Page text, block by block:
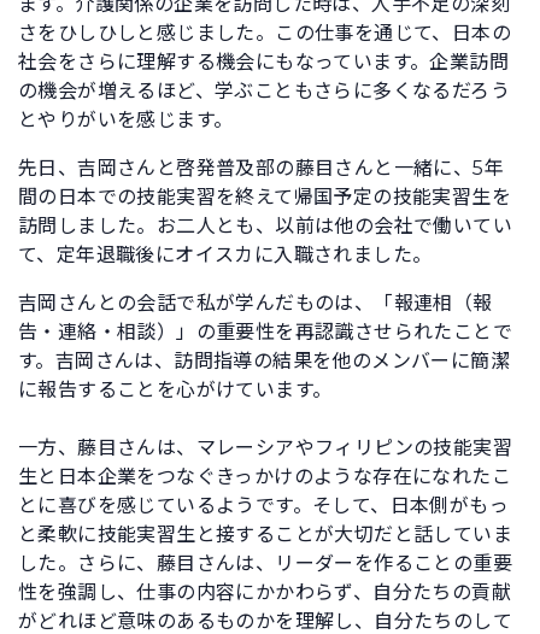
さをひしひしと感じました。この仕事を通じて、日本の
社会をさらに理解する機会にもなっています。企業訪問
の機会が増えるほど、学ぶこともさらに多くなるだろう
とやりがいを感じます。
先日、吉岡さんと啓発普及部の藤目さんと一緒に、5年
間の日本での技能実習を終えて帰国予定の技能実習生を
訪問しました。お二人とも、以前は他の会社で働いてい
て、定年退職後にオイスカに入職されました。
吉岡さんとの会話で私が学んだものは、「報連相（報
告・連絡・相談）」の重要性を再認識させられたことで
す。吉岡さんは、訪問指導の結果を他のメンバーに簡潔
に報告することを心がけています。
一方、藤目さんは、マレーシアやフィリピンの技能実習
生と日本企業をつなぐきっかけのような存在になれたこ
とに喜びを感じているようです。そして、日本側がもっ
と柔軟に技能実習生と接することが大切だと話していま
した。さらに、藤目さんは、リーダーを作ることの重要
性を強調し、仕事の内容にかかわらず、自分たちの貢献
がどれほど意味のあるものかを理解し、自分たちのして